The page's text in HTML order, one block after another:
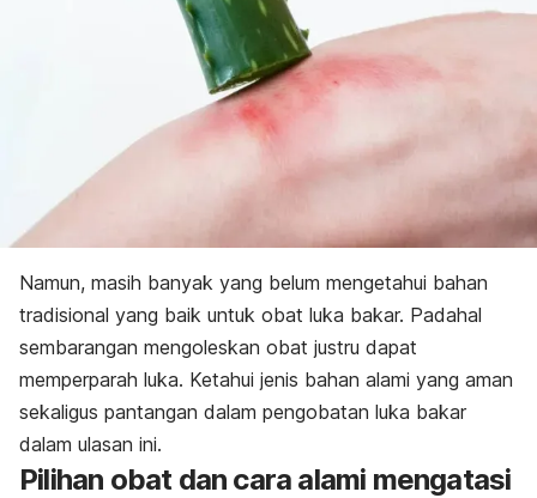
Namun, masih banyak yang belum mengetahui bahan
tradisional yang baik untuk obat luka bakar. Padahal
sembarangan mengoleskan obat justru dapat
memperparah luka. Ketahui jenis bahan alami yang aman
sekaligus pantangan dalam pengobatan luka bakar
dalam ulasan ini.
Pilihan obat dan cara alami mengatasi